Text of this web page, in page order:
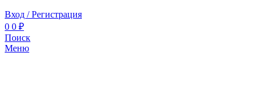
Вход / Регистрация
0 0 ₽
Поиск
Меню